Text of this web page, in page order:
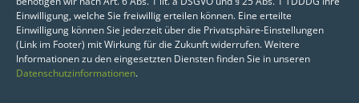
Einwilligung, welche Sie freiwillig erteilen können. Eine erteilte
Einwilligung können Sie jederzeit über die Privatsphäre-Einstellungen
(Link im Footer) mit Wirkung für die Zukunft widerrufen. Weitere
Informationen zu den eingesetzten Diensten finden Sie in unseren
Datenschutzinformationen.
und R.
Bereits über 2.500 Teilnehmerinnen und